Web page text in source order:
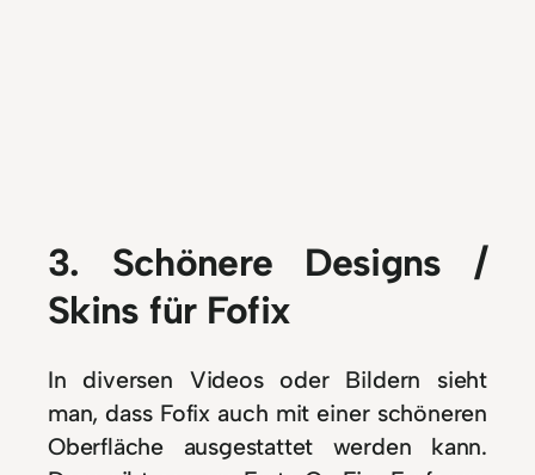
3. Schönere Designs /
Skins für Fofix
In diversen Videos oder Bildern sieht
man, dass Fofix auch mit einer schöneren
Oberfläche ausgestattet werden kann.